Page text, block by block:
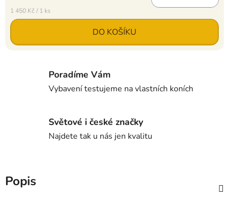
Měrná cena:
1 450 Kč / 1 ks
DO KOŠÍKU
Poradíme Vám
Vybavení testujeme na vlastních koních
Světové i české značky
Najdete tak u nás jen kvalitu
Popis